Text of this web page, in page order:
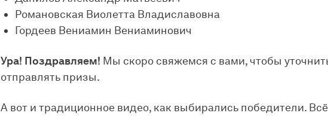
Романовская Виолетта Владиславовна
Гордеев Вениамин Вениаминович
Ура! Поздравляем! Мы скоро свяжемся с вами, чтобы
отправлять призы.
А вот и традиционное видео, как выбирались победители.